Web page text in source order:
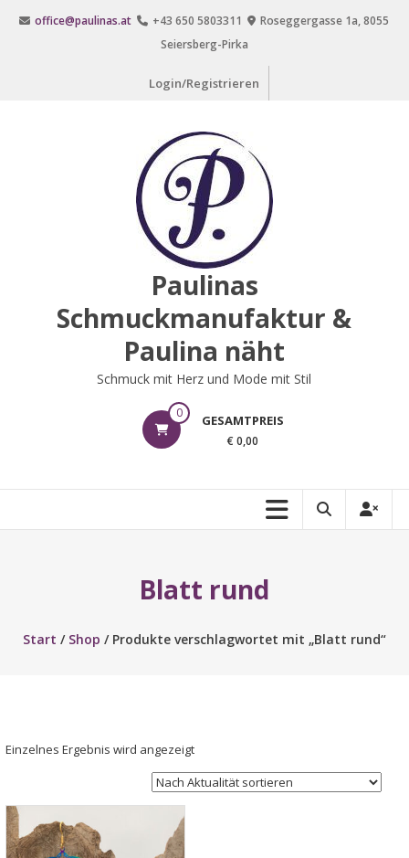
Inhalt
office@paulinas.at +43 650 5803311
Roseggergasse 1a, 8055
Seiersberg-Pirka
Login/Registrieren
Paulinas
Schmuckmanufaktur &
Paulina näht
Schmuck mit Herz und Mode mit Stil
0 GESAMTPREIS
€ 0,00
Blatt rund
Start / Shop / Produkte verschlagwortet mit „Blatt rund“
Einzelnes Ergebnis wird angezeigt